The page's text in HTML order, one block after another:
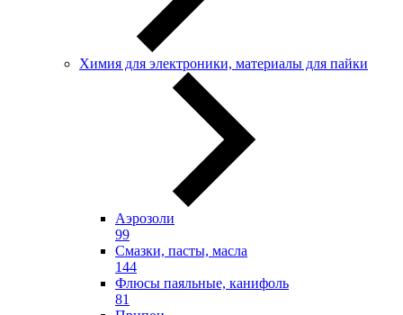
Химия для электроники, материалы для пайки
Аэрозоли
99
Смазки, пасты, масла
144
Флюсы паяльные, канифоль
81